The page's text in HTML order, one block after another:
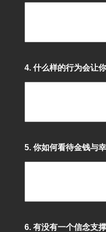
4. 什么样的行为会让
5. 你如何看待金钱与
6. 有没有一个信念支